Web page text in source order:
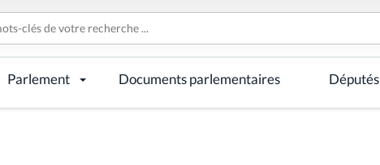
Parlement Documents parlementaires Députés